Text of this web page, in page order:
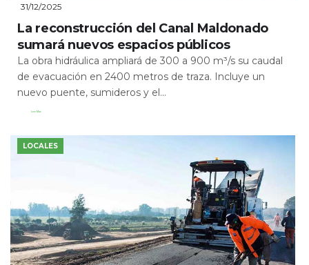
31/12/2025
La reconstrucción del Canal Maldonado
sumará nuevos espacios públicos
La obra hidráulica ampliará de 300 a 900 m³/s su caudal
de evacuación en 2400 metros de traza. Incluye un
nuevo puente, sumideros y el...
Leer Más
LOCALES